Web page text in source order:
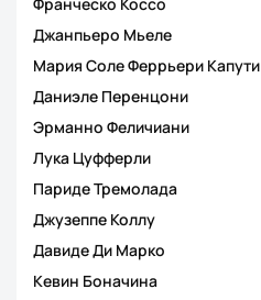
Джанпьеро Мьеле
Мария Соле Феррьери Капути
Даниэле Перенцони
Эрманно Феличиани
Лука Цуфферли
Париде Тремолада
Джузеппе Коллу
Давиде Ди Марко
Кевин Боначина